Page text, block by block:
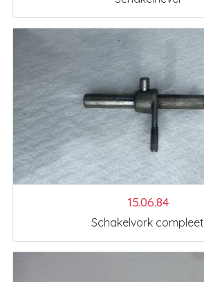
15.06.84
Schakelvork compleet